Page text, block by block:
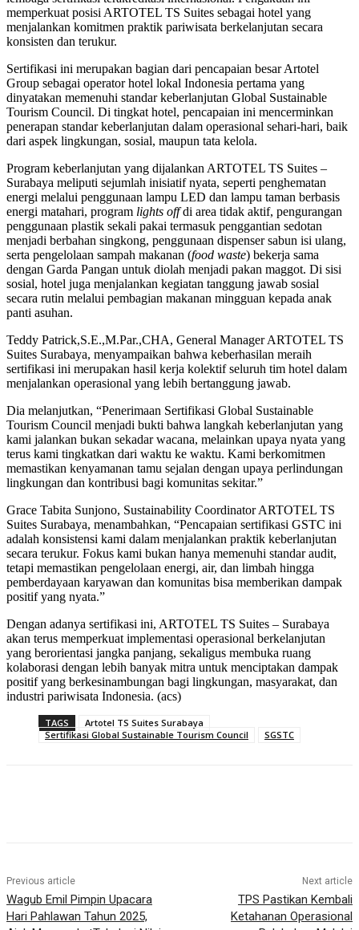
memperkuat posisi ARTOTEL TS Suites sebagai hotel yang
menjalankan komitmen praktik pariwisata berkelanjutan secara
konsisten dan terukur.
Sertifikasi ini merupakan bagian dari pencapaian besar Artotel
Group sebagai operator hotel lokal Indonesia pertama yang
dinyatakan memenuhi standar keberlanjutan Global Sustainable
Tourism Council. Di tingkat hotel, pencapaian ini mencerminkan
penerapan standar keberlanjutan dalam operasional sehari-hari, baik
dari aspek lingkungan, sosial, maupun tata kelola.
Program keberlanjutan yang dijalankan ARTOTEL TS Suites –
Surabaya meliputi sejumlah inisiatif nyata, seperti penghematan
energi melalui penggunaan lampu LED dan lampu taman berbasis
energi matahari, program lights offdi area tidak aktif, pengurangan
penggunaan plastik sekali pakai termasuk penggantian sedotan
menjadi berbahan singkong, penggunaan dispenser sabun isi ulang,
serta pengelolaan sampah makanan (food waste) bekerja sama
dengan Garda Pangan untuk diolah menjadi pakan maggot. Di sisi
sosial, hotel juga menjalankan kegiatan tanggung jawab sosial
secara rutin melalui pembagian makanan mingguan kepada anak
panti asuhan.
Teddy Patrick,S.E.,M.Par.,CHA, General Manager ARTOTEL TS
Suites Surabaya, menyampaikan bahwa keberhasilan meraih
sertifikasi ini merupakan hasil kerja kolektif seluruh tim hotel dalam
menjalankan operasional yang lebih bertanggung jawab.
Dia melanjutkan, “Penerimaan Sertifikasi Global Sustainable
Tourism Council menjadi bukti bahwa langkah keberlanjutan yang
kami jalankan bukan sekadar wacana, melainkan upaya nyata yang
terus kami tingkatkan dari waktu ke waktu. Kami berkomitmen
memastikan kenyamanan tamu sejalan dengan upaya perlindungan
lingkungan dan kontribusi bagi komunitas sekitar.”
Grace Tabita Sunjono, Sustainability Coordinator ARTOTEL TS
Suites Surabaya, menambahkan, “Pencapaian sertifikasi GSTC ini
adalah konsistensi kami dalam menjalankan praktik keberlanjutan
secara terukur. Fokus kami bukan hanya memenuhi standar audit,
tetapi memastikan pengelolaan energi, air, dan limbah hingga
pemberdayaan karyawan dan komunitas bisa memberikan dampak
positif yang nyata.”
Dengan adanya sertifikasi ini, ARTOTEL TS Suites – Surabaya
akan terus memperkuat implementasi operasional berkelanjutan
yang berorientasi jangka panjang, sekaligus membuka ruang
kolaborasi dengan lebih banyak mitra untuk menciptakan dampak
positif yang berkesinambungan bagi lingkungan, masyarakat, dan
industri pariwisata Indonesia. (acs)
TAGS
Artotel TS Suites Surabaya
Sertifikasi Global Sustainable Tourism Council
SGSTC
Previous article
Wagub Emil Pimpin Upacara
Hari Pahlawan Tahun 2025,
Next article
TPS Pastikan Kembali
Ketahanan Operasional